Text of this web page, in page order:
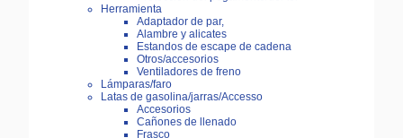
Herramienta
Adaptador de par,
Alambre y alicates
Estandos de escape de cadena
Otros/accesorios
Ventiladores de freno
Lámparas/faro
Latas de gasolina/jarras/Accesso
Accesorios
Cañones de llenado
Frasco